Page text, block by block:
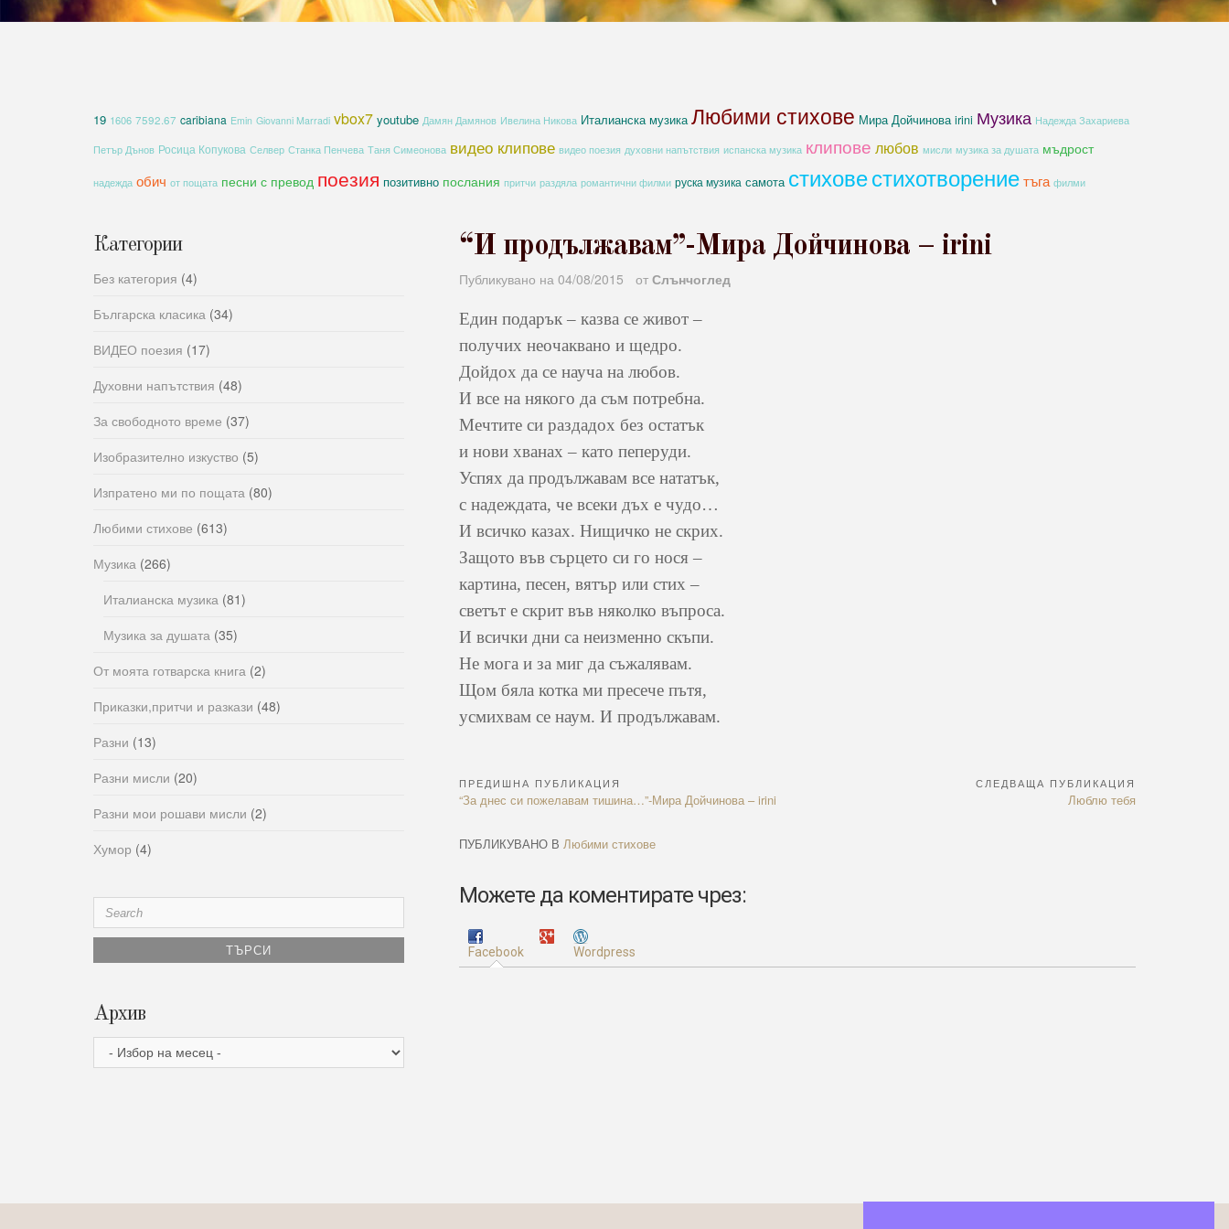
19 1606 7592.67 caribiana Emin Giovanni Marradi vbox7 youtube Дамян Дамянов Ивелина Никова Италианска музика Любими стихове Мира Дойчинова irini Музика Надежда Захариева
Петър Дънов Росица Копукова Селвер Станка Пенчева Таня Симеонова видео клипове видео поезия духовни напътствия испанска музика клипове любов мисли музика за душата мъдрост
надежда обич от пощата песни с превод поезия позитивно послания притчи раздяла романтични филми руска музика самота стиховестихотворениетъга филми
“И продължавам”-Мира Дойчинова – irini
Публикувано на 04/08/2015 от Слънчоглед
Един подарък – казва се живот –
получих неочаквано и щедро.
Дойдох да се науча на любов.
И все на някого да съм потребна.
Мечтите си раздадох без остатък
и нови хванах – като пеперуди.
Успях да продължавам все нататък,
с надеждата, че всеки дъх е чудо…
И всичко казах. Нищичко не скрих.
Защото във сърцето си го нося –
картина, песен, вятър или стих –
светът е скрит във няколко въпроса.
И всички дни са неизменно скъпи.
Не мога и за миг да съжалявам.
Щом бяла котка ми пресече пътя,
усмихвам се наум. И продължавам.
Навигация
ПРЕДИШНА ПУБЛИКАЦИЯ
Previous
“За днес си пожелавам тишина…”-Мира Дойчинова – irini
СЛЕДВАЩА ПУБЛИКАЦИЯ
Next
Люблю тебя
ПУБЛИКУВАНО В Любими стихове
Можете да коментирате чрез:
Facebook Wordpress
Категории
Без категория (4)
Българска класика (34)
ВИДЕО поезия (17)
Духовни напътствия (48)
За свободното време (37)
Изобразително изкуство (5)
Изпратено ми по пощата (80)
Любими стихове (613)
Музика (266)
Италианска музика (81)
Музика за душата (35)
От моята готварска книга (2)
Приказки,притчи и разкази (48)
Разни (13)
Разни мисли (20)
Разни мои рошави мисли (2)
Хумор (4)
Search
for:
Архив
Архив